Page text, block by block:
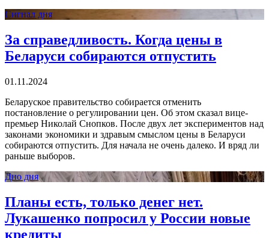
Сигнал дня
За справедливость. Когда цены в
Беларуси собираются отпустить
01.11.2024
Беларуское правительство собирается отменить
постановление о регулировании цен. Об этом сказал вице-
премьер Николай Снопков. После двух лет экспериментов над
законами экономики и здравым смыслом цены в Беларуси
собираются отпустить. Для начала не очень далеко. И вряд ли
раньше выборов.
Дно дня
Планы есть, только денег нет.
Лукашенко попросил у России новые
кредиты